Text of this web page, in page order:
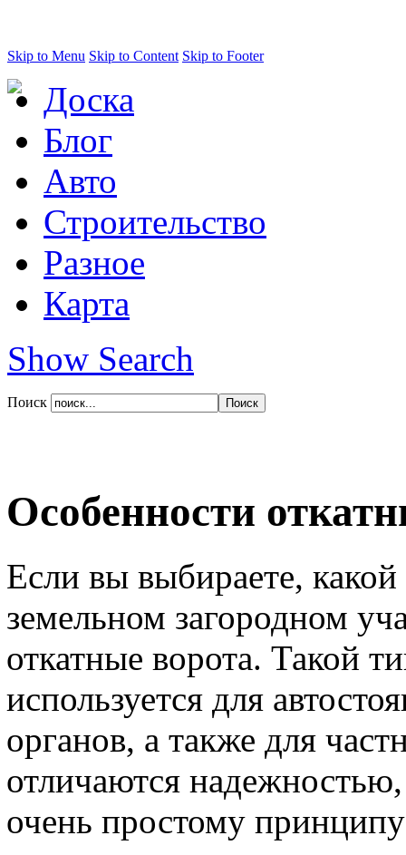
Skip to Menu Skip to Content Skip to Footer
Доска
Блог
Авто
Строительство
Разное
Карта
Show Search
Поиск
Особенности
Если вы выбираете,
земельном загородном
откатные ворота. Такой
используется для
органов, а также для
отличаются
очень простому